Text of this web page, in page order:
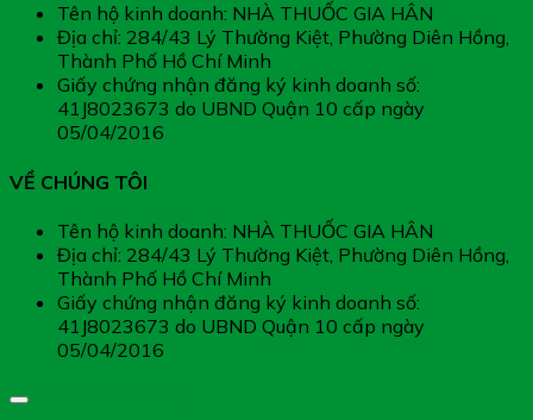
Tên hộ kinh doanh: NHÀ THUỐC GIA HÂN
Địa chỉ: 284/43 Lý Thường Kiệt, Phường Diên Hồng,
Thành Phố Hồ Chí Minh
Giấy chứng nhận đăng ký kinh doanh số:
41J8023673 do UBND Quận 10 cấp ngày
05/04/2016
VỀ CHÚNG TÔI
Tên hộ kinh doanh: NHÀ THUỐC GIA HÂN
Địa chỉ: 284/43 Lý Thường Kiệt, Phường Diên Hồng,
Thành Phố Hồ Chí Minh
Giấy chứng nhận đăng ký kinh doanh số:
41J8023673 do UBND Quận 10 cấp ngày
05/04/2016